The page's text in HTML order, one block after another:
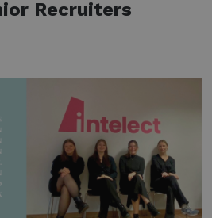
Recruiters